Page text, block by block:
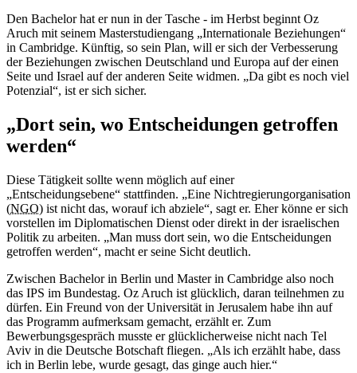
Den Bachelor hat er nun in der Tasche - im Herbst beginnt Oz
Aruch mit seinem Masterstudiengang „Internationale Beziehungen“
in Cambridge. Künftig, so sein Plan, will er sich der Verbesserung
der Beziehungen zwischen Deutschland und Europa auf der einen
Seite und Israel auf der anderen Seite widmen. „Da gibt es noch viel
Potenzial“, ist er sich sicher.
„Dort sein, wo Entscheidungen getroffen
werden“
Diese Tätigkeit sollte wenn möglich auf einer
„Entscheidungsebene“ stattfinden. „Eine Nichtregierungorganisation
(NGO) ist nicht das, worauf ich abziele“, sagt er. Eher könne er sich
vorstellen im Diplomatischen Dienst oder direkt in der israelischen
Politik zu arbeiten. „Man muss dort sein, wo die Entscheidungen
getroffen werden“, macht er seine Sicht deutlich.
Zwischen Bachelorin Berlin und Masterin Cambridge also noch
das IPS im Bundestag. Oz Aruch ist glücklich, daran teilnehmen zu
dürfen. Ein Freund von der Universität in Jerusalem habe ihn auf
das Programm aufmerksam gemacht, erzählt er. Zum
Bewerbungsgespräch musste er glücklicherweise nicht nach Tel
Aviv in die Deutsche Botschaft fliegen. „Als ich erzählt habe, dass
ich in Berlin lebe, wurde gesagt, das ginge auch hier.“